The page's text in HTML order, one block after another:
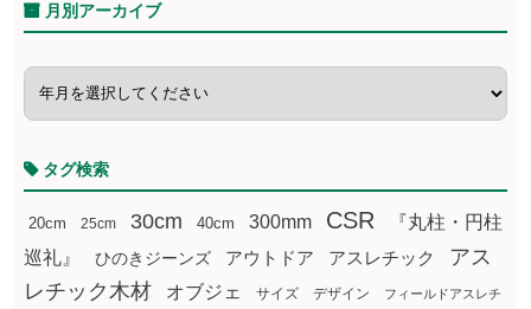
月別アーカイブ
タグ検索
20cm 25cm 30cm 40cm 300mm CSR
『丸柱・円柱
巡礼』
ひのきジーンズ アウトドア アスレチック
アス
レチック木材
オブジェ サイズ デザイン フィールドアスレチ